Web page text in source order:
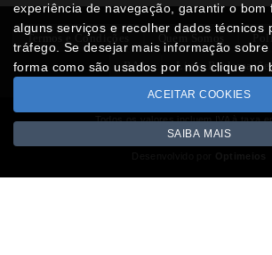
Termos e Condições
RAL Livro
Todos os valores incluem IVA à taxa
Copyright © NUMISMATICAJA.com
experiência de navegação, garantir o bom
alguns serviços e recolher dados técnicos
tráfego. Se desejar mais informação sobre
forma como são usados por nós clique no
ACEITAR COOKIES
SAIBA MAIS